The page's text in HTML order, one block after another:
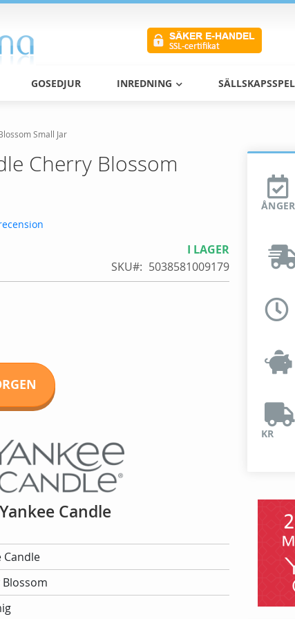
GOSEDJUR INREDNING SÄLLSKAPSSPEL
Small Jar
Cherry Blossom
I LAGER
SKU
5038581009179
Yankee Candle
Candle
KR